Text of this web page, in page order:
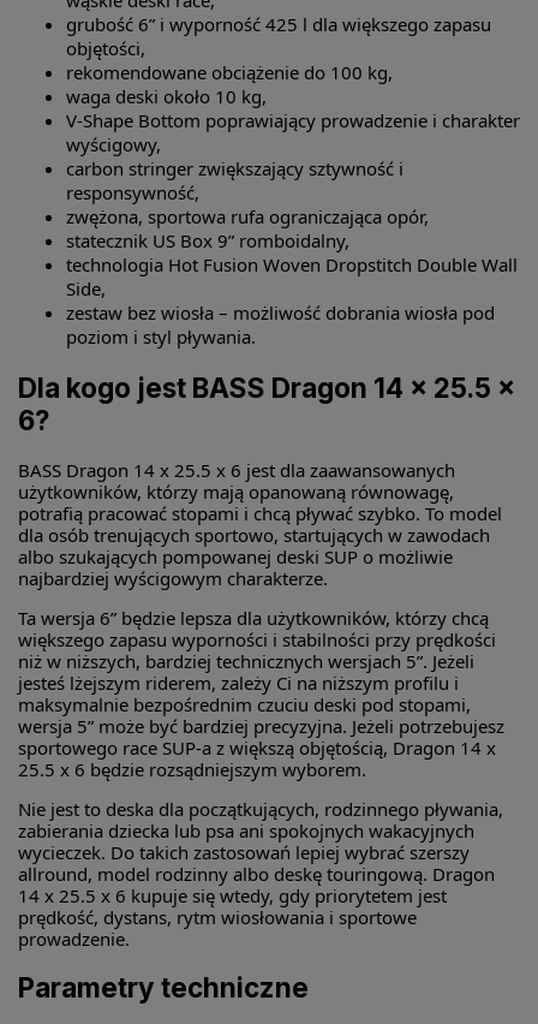
grubość 6” i wyporność 425 l dla większego zapasu
objętości,
rekomendowane obciążenie do 100 kg,
waga deski około 10 kg,
V-Shape Bottom poprawiający prowadzenie i charakter
wyścigowy,
carbon stringer zwiększający sztywność i
responsywność,
zwężona, sportowa rufa ograniczająca opór,
statecznik US Box 9” romboidalny,
technologia Hot Fusion Woven Dropstitch Double Wall
Side,
zestaw bez wiosła – możliwość dobrania wiosła pod
poziom i styl pływania.
Dla kogo jest BASS Dragon 14 x 25.5 x
6?
BASS Dragon 14 x 25.5 x 6 jest dla zaawansowanych
użytkowników, którzy mają opanowaną równowagę,
potrafią pracować stopami i chcą pływać szybko. To model
dla osób trenujących sportowo, startujących w zawodach
albo szukających pompowanej deski SUP o możliwie
najbardziej wyścigowym charakterze.
Ta wersja 6” będzie lepsza dla użytkowników, którzy chcą
większego zapasu wyporności i stabilności przy prędkości
niż w niższych, bardziej technicznych wersjach 5”. Jeżeli
jesteś lżejszym riderem, zależy Ci na niższym profilu i
maksymalnie bezpośrednim czuciu deski pod stopami,
wersja 5” może być bardziej precyzyjna. Jeżeli potrzebujesz
sportowego race SUP-a z większą objętością, Dragon 14 x
25.5 x 6 będzie rozsądniejszym wyborem.
Nie jest to deska dla początkujących, rodzinnego pływania,
zabierania dziecka lub psa ani spokojnych wakacyjnych
wycieczek. Do takich zastosowań lepiej wybrać szerszy
allround, model rodzinny albo deskę touringową. Dragon
14 x 25.5 x 6 kupuje się wtedy, gdy priorytetem jest
prędkość, dystans, rytm wiosłowania i sportowe
prowadzenie.
Parametry techniczne